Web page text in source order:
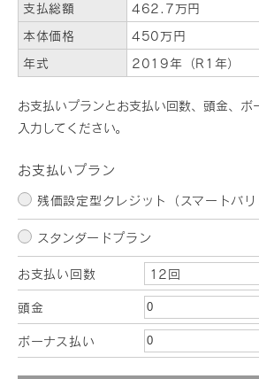
支払総額
462.7万円
本体価格
450万円
年式
2019年（R1年）
お支払いプランとお支払い回数、頭金、ボ
入力してください。
お支払いプラン
残価設定型クレジット（スマートバリ
スタンダードプラン
お支払い回数 12回
頭金
ボーナス払い